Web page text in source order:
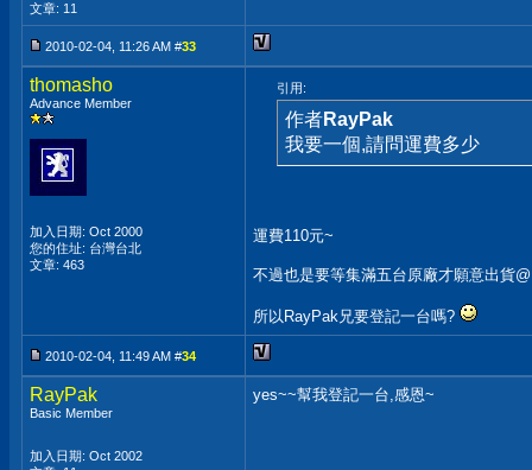
文章: 11
2010-02-04, 11:26 AM #33
thomasho
Advance Member
加入日期: Oct 2000
您的住址: 台灣台北
文章: 463
引用:
作者RayPak
我要一個,請問運費多少
運費110元~
不過也是要等集滿五台原廠才願意出貨
所以RayPak兄要登記一台嗎?
2010-02-04, 11:49 AM #34
RayPak
Basic Member
加入日期: Oct 2002
yes~~幫我登記一台,感恩~